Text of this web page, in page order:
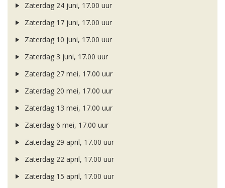
Zaterdag 24 juni, 17.00 uur
Zaterdag 17 juni, 17.00 uur
Zaterdag 10 juni, 17.00 uur
Zaterdag 3 juni, 17.00 uur
Zaterdag 27 mei, 17.00 uur
Zaterdag 20 mei, 17.00 uur
Zaterdag 13 mei, 17.00 uur
Zaterdag 6 mei, 17.00 uur
Zaterdag 29 april, 17.00 uur
Zaterdag 22 april, 17.00 uur
Zaterdag 15 april, 17.00 uur